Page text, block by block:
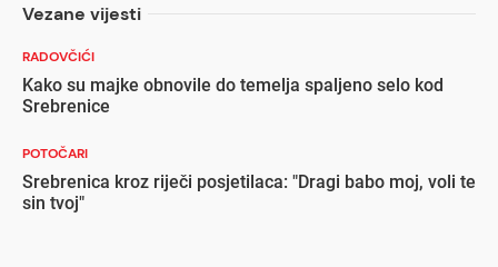
Vezane vijesti
RADOVČIĆI
Kako su majke obnovile do temelja spaljeno selo kod
Srebrenice
POTOČARI
Srebrenica kroz riječi posjetilaca: "Dragi babo moj, voli te
sin tvoj"